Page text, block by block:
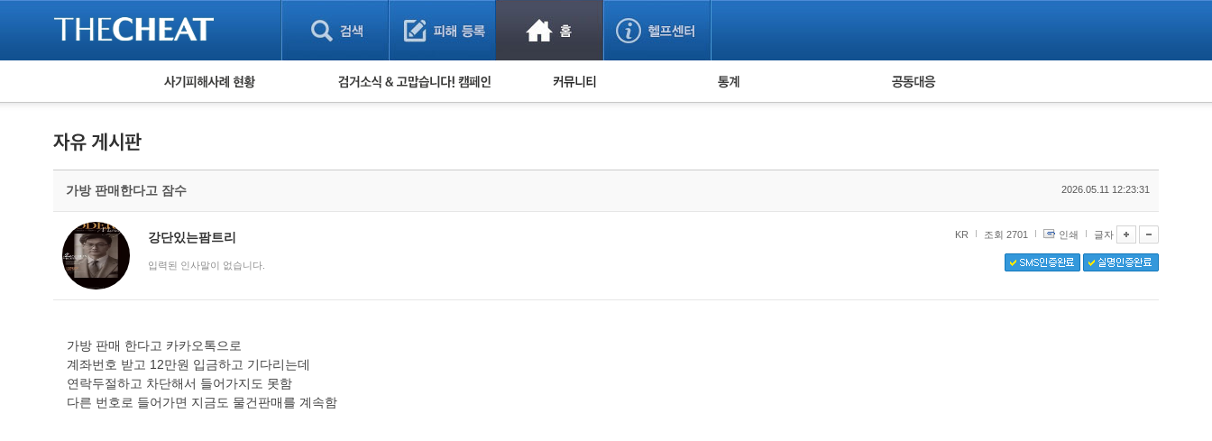
피해사례 현황
보이스피싱 피해사례
유해사이트 목록
비공개 피해사례
워킹홀리데이 피해사례
검거 소식 사기 예방했어요! 누적 피해사례 통계 피해자 공동대응
가방 판매한다고 잠수 2026.05.11 12:23:31
강단있는팜트리
입력된 인사말이 없습니다.
KR 조회 2701 인쇄 글자
가방 판매 한다고 카카오톡으로
계좌번호 받고 12만원 입금하고 기다리는데
연락두절하고 차단해서 들어가지도 못함
다른 번호로 들어가면 지금도 물건판매를 계속함